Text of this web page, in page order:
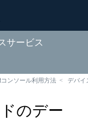
サービス
ンソール利用方法 デバイ
のデー